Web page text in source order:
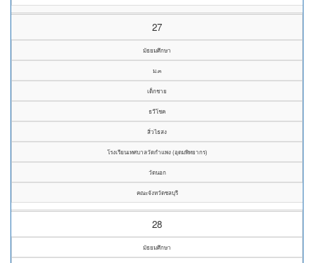
27
มัธยมศึกษา
ม.๓
เด็กชาย
ธวีโชค
สิ่วไธสง
โรงเรียนเทศบาลวัดกำแพง (อุดมพิทยากร)
วัดนอก
คณะจังหวัดชลบุรี
28
มัธยมศึกษา